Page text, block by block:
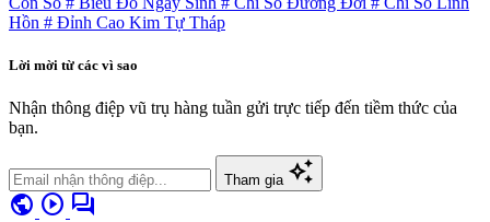
Hồn # Đỉnh Cao Kim Tự Tháp
Lời mời từ các vì sao
Nhận thông điệp vũ trụ hàng tuần gửi trực tiếp đến tiềm thức của
bạn.
Tham gia auto_awesome
public play_circle forum